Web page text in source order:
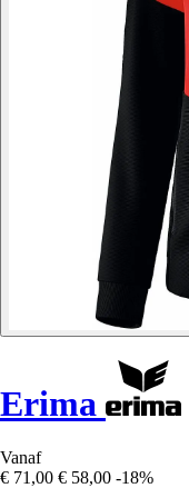
Erima
Vanaf
€ 71,00 € 58,00 -18%